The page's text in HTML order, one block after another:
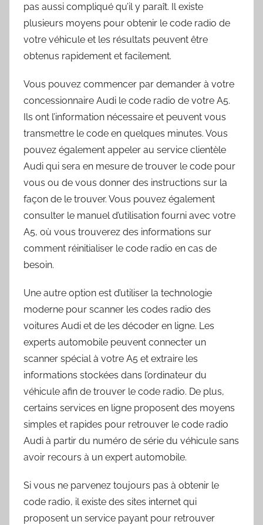
pas aussi compliqué qu’il y paraît. Il existe
plusieurs moyens pour obtenir le code radio de
votre véhicule et les résultats peuvent être
obtenus rapidement et facilement.
Vous pouvez commencer par demander à votre
concessionnaire Audi le code radio de votre A5.
Ils ont l’information nécessaire et peuvent vous
transmettre le code en quelques minutes. Vous
pouvez également appeler au service clientèle
Audi qui sera en mesure de trouver le code pour
vous ou de vous donner des instructions sur la
façon de le trouver. Vous pouvez également
consulter le manuel d’utilisation fourni avec votre
A5, où vous trouverez des informations sur
comment réinitialiser le code radio en cas de
besoin.
Une autre option est d’utiliser la technologie
moderne pour scanner les codes radio des
voitures Audi et de les décoder en ligne. Les
experts automobile peuvent connecter un
scanner spécial à votre A5 et extraire les
informations stockées dans l’ordinateur du
véhicule afin de trouver le code radio. De plus,
certains services en ligne proposent des moyens
simples et rapides pour retrouver le code radio
Audi à partir du numéro de série du véhicule sans
avoir recours à un expert automobile.
Si vous ne parvenez toujours pas à obtenir le
code radio, il existe des sites internet qui
proposent un service payant pour retrouver